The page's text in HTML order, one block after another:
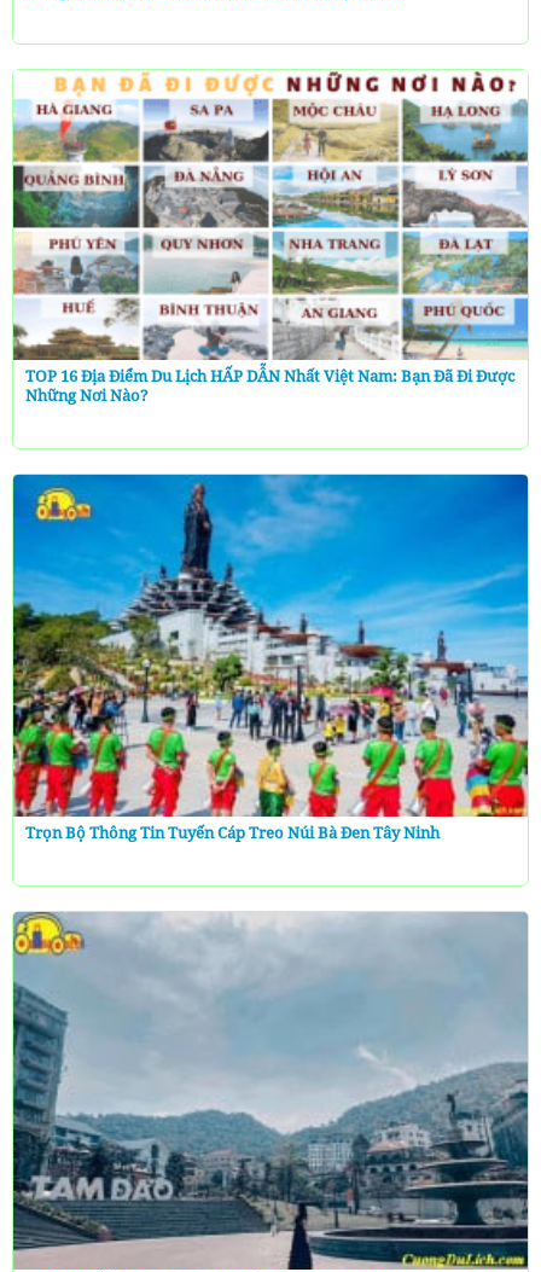
TOP 16 Địa Điểm Du Lịch HẤP DẪN Nhất Việt Nam: Bạn Đã Đi Được
Những Nơi Nào?
Trọn Bộ Thông Tin Tuyến Cáp Treo Núi Bà Đen Tây Ninh